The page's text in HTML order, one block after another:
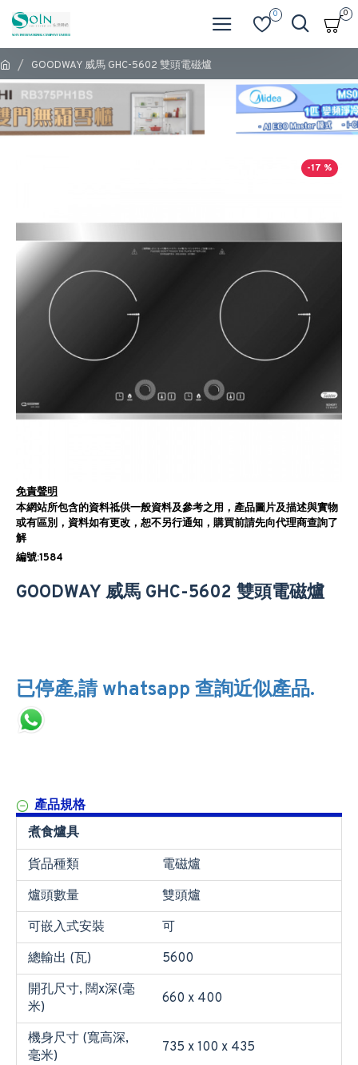
0 0
GOODWAY 威馬 GHC-5602 雙頭電磁爐
-17 %
免責聲明
本網站所包含的資料祗供一般資料及參考之用，產品圖片及描述與實物
或有區別，資料如有更改，恕不另行通知，購買前請先向代理商查詢了
解
編號:1584
GOODWAY 威馬 GHC-5602 雙頭電磁爐
已停產,請 whatsapp 查詢近似產品.
產品規格
煮食爐具
貨品種類
電磁爐
爐頭數量
雙頭爐
可嵌入式安裝
可
總輸出 (瓦)
5600
開孔尺寸, 闊x深(毫
米)
660 x 400
機身尺寸 (寬高深,
毫米)
735 x 100 x 435